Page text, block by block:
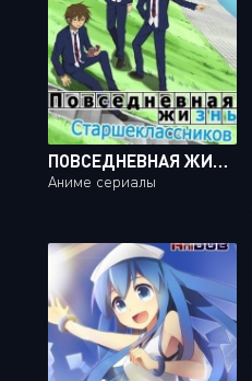
ПОВСЕДНЕВНАЯ ЖИЗНЬ СТАРШЕКЛАССНИКОВ / DANSHI KOUKOUSEI NO NICHIJOU [12 ИЗ 12 + 6 SP]
Аниме сериалы